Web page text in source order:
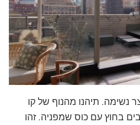
נשימה. תיהנו מהנוף של קו
בחוץ עם כוס שמפניה. זהו